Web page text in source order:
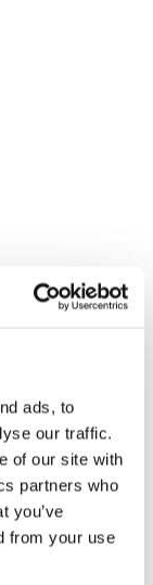
ads, to
our traffic.
of our site with
partners who
you’ve
from your use